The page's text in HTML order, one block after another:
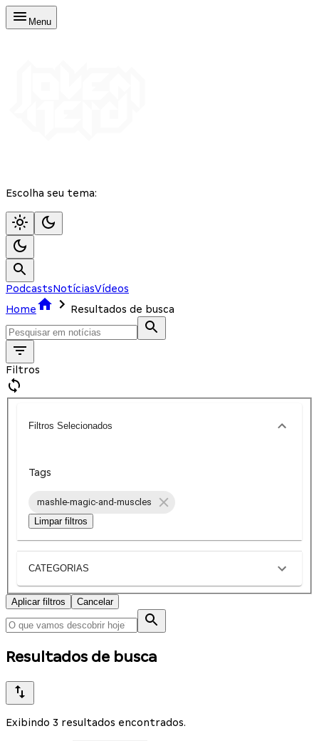
Menu
Escolha seu tema:
PodcastsNotíciasVídeos
Home
Resultados de busca
Filtros
Filtros Selecionados
Tags
mashle-magic-and-muscles
Limpar filtros
CATEGORIAS
Aplicar filtros Cancelar
Resultados de busca
Exibindo 3 resultados encontrados.